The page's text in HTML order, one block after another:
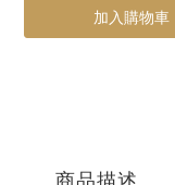
加入購物車
商品描述